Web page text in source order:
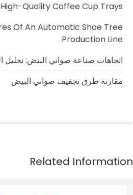
Quality Coffee Cup Trays?
Of An Automatic Shoe Tree
Production Line
اتجاهات صناعة صواني البيض: تحليل
مقارنة طرق تجفيف صواني البيض